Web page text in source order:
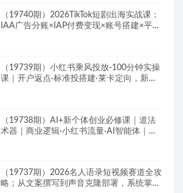
（19740期）2026TikTok短剧出海实战课：
IAA广告分账×IAP付费变现×账号搭建×平台
（19739期）小红书乘风投放-100分钟实操
课｜开户返点·标准投搭建·莱卡定向，新店
（19738期）AI+新个体创业必修课｜道法
术器｜商业逻辑·小红书流量·AI智能体｜低
（19737期）2026名人语录短视频赛道全攻
略；从文案撰写到声音克隆部署，系统掌握